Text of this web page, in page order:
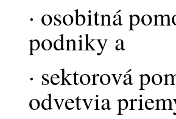
· osobitná
podniky a
· sektorová
odvetvia